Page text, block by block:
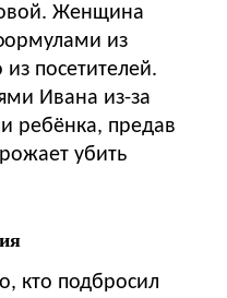
Женщина
из
посетителей.
Ивана из-за
ребёнка, предав
убить
кто подбросил